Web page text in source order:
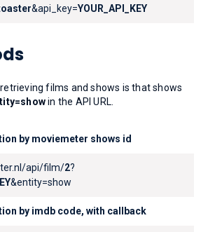
&api_key=YOUR_API_KEY
films and shows is that shows
in the API URL.
by moviemeter shows id
api/film/2?
&entity=show
by imdb code, with callback